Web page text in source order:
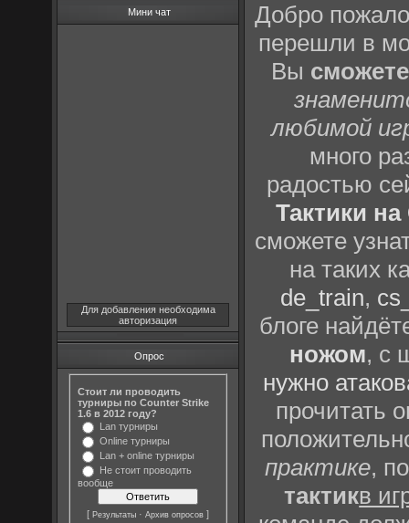
Мини чат
Для добавления необходима
авторизация
Опрос
Стоит ли проводить
турниры по Counter Strike
1.6 в 2012 году?
Lan турниры
Online турниры
Lan + online турниры
Не стоит проводить
вообще
[Результаты ·Архив опросов ]
Добро
перешли в
Вы
любимой
много
радостью
Тактики
сможете
на таких
de_train,
блоге
ножом, с
нужно
прочитать
практике,
тактикв